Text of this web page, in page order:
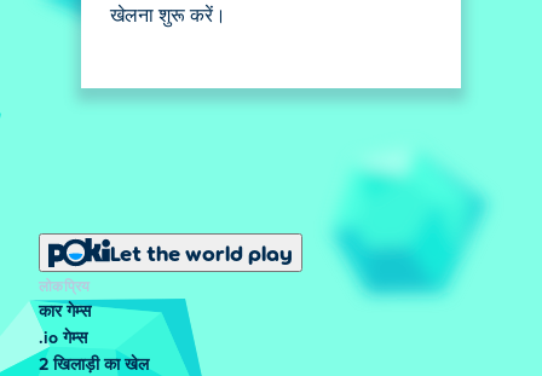
खेलना शुरू करें।
Let the world play
लोकप्रिय
कार गेम्स
.io गेम्स
2 खिलाड़ी का खेल